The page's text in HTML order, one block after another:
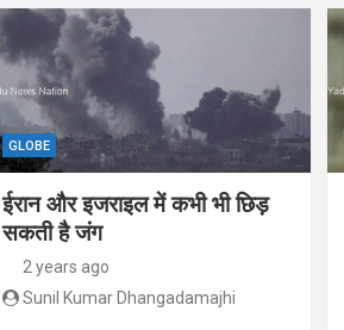
GLOBE
ईरान और इजराइल में कभी भी छिड़
सकती है जंग
2 years ago
Sunil Kumar Dhangadamajhi